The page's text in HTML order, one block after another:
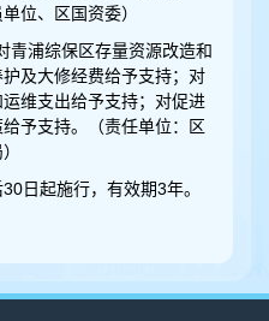
位、区国资委）
青浦综保区存量资源改造和
及大修经费给予支持；对
维支出给予支持；对促进
予支持。（责任单位：区
日起施行，有效期3年。